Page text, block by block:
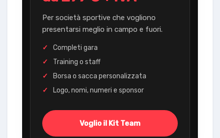
Per società sportive che vogliono
presentarsi meglio in campo e fuori.
Completi gara
Training o staff
Borsa o sacca personalizzata
Logo, nomi, numeri e sponsor
Voglio il Kit Team